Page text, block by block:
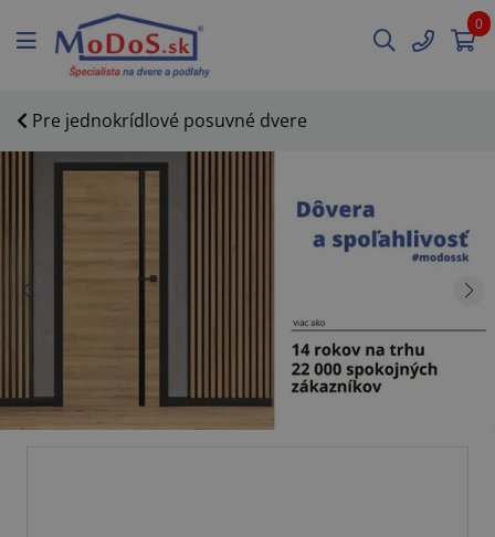
0
Pre jednokrídlové posuvné dvere